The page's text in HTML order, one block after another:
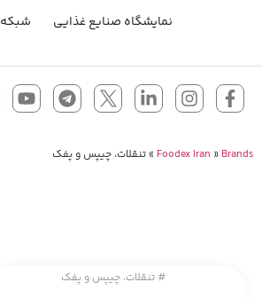
نمایشگاه صنایع غذایی
Foodex Iran » Brands
» تنقلات، چیپس و پفک
# تنقلات، چیپس و پفک